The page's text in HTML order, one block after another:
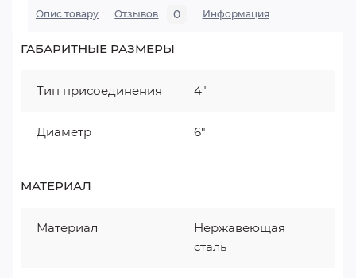
Опис товару Отзывов 0 Информация
ГАБАРИТНЫЕ РАЗМЕРЫ
Тип присоединения 4"
Диаметр 6"
МАТЕРИАЛ
Материал
Нержавеющая
сталь